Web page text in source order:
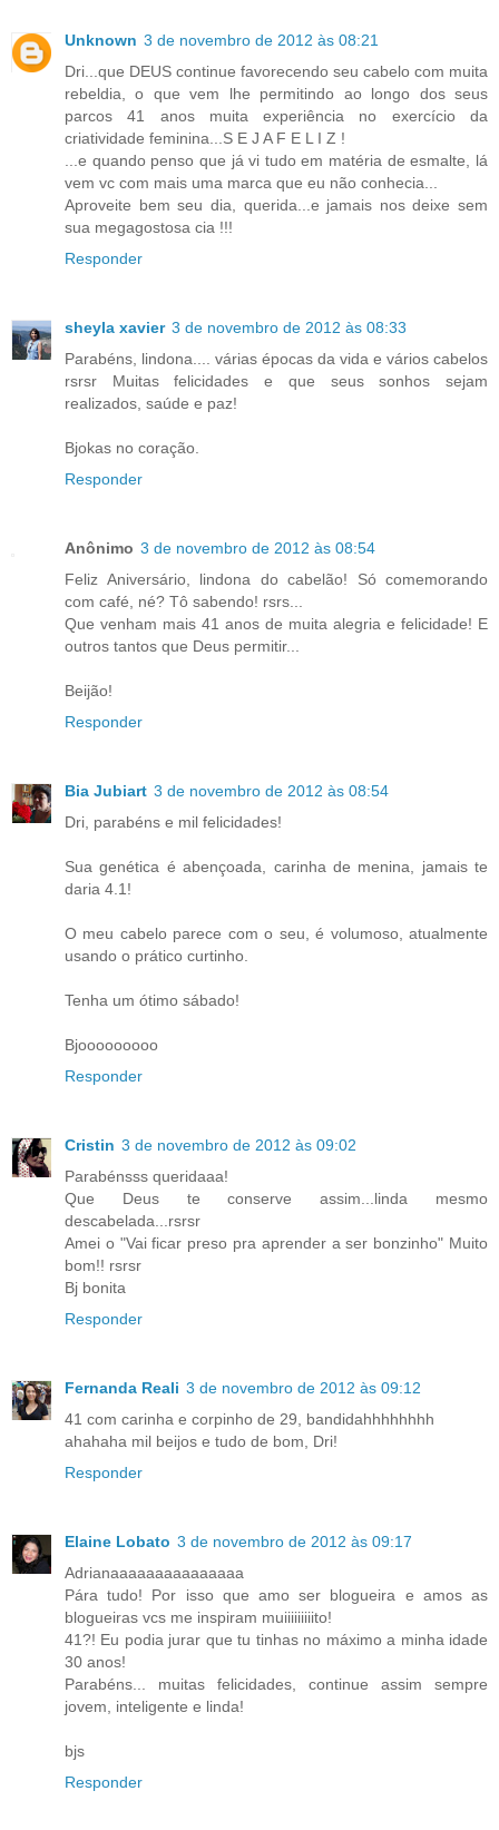
Unknown 3 de novembro de 2012 às 08:21
Dri...que DEUS continue favorecendo seu cabelo com muita
rebeldia, o que vem lhe permitindo ao longo dos seus
parcos 41 anos muita experiência no exercício da
criatividade feminina...S E J A F E L I Z !
...e quando penso que já vi tudo em matéria de esmalte, lá
vem vc com mais uma marca que eu não conhecia...
Aproveite bem seu dia, querida...e jamais nos deixe sem
sua megagostosa cia !!!
Responder
sheyla xavier 3 de novembro de 2012 às 08:33
Parabéns, lindona.... várias épocas da vida e vários cabelos
rsrsr Muitas felicidades e que seus sonhos sejam
realizados, saúde e paz!
Bjokas no coração.
Responder
Anônimo 3 de novembro de 2012 às 08:54
Feliz Aniversário, lindona do cabelão! Só comemorando
com café, né? Tô sabendo! rsrs...
Que venham mais 41 anos de muita alegria e felicidade! E
outros tantos que Deus permitir...
Beijão!
Responder
Bia Jubiart 3 de novembro de 2012 às 08:54
Dri, parabéns e mil felicidades!
Sua genética é abençoada, carinha de menina, jamais te
daria 4.1!
O meu cabelo parece com o seu, é volumoso, atualmente
usando o prático curtinho.
Tenha um ótimo sábado!
Bjooooooooo
Responder
Cristin 3 de novembro de 2012 às 09:02
Parabénsss queridaaa!
Que Deus te conserve assim...linda mesmo
descabelada...rsrsr
Amei o "Vai ficar preso pra aprender a ser bonzinho" Muito
bom!! rsrsr
Bj bonita
Responder
Fernanda Reali 3 de novembro de 2012 às 09:12
41 com carinha e corpinho de 29, bandidahhhhhhhh
ahahaha mil beijos e tudo de bom, Dri!
Responder
Elaine Lobato 3 de novembro de 2012 às 09:17
Adrianaaaaaaaaaaaaaaa
Pára tudo! Por isso que amo ser blogueira e amos as
blogueiras vcs me inspiram muiiiiiiiiito!
41?! Eu podia jurar que tu tinhas no máximo a minha idade
30 anos!
Parabéns... muitas felicidades, continue assim sempre
jovem, inteligente e linda!
bjs
Responder